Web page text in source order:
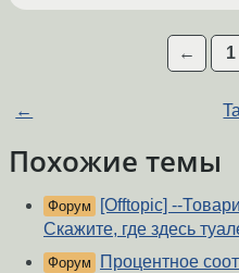
← 1
←
Похожие темы
Форум
[Offtopic] --
Скажите, где здесь
Форум
Процентное